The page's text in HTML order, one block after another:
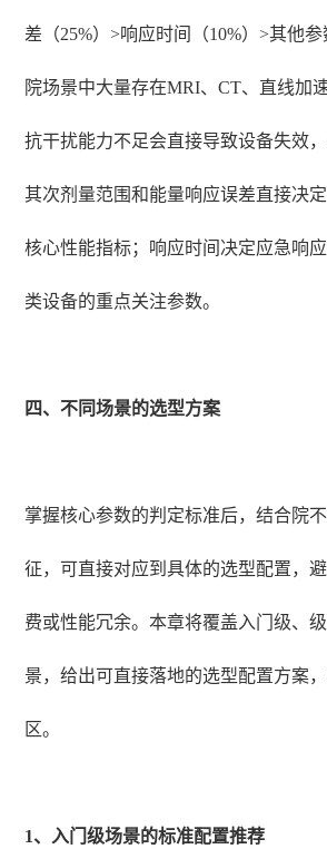
差（25%）>响应时间（10%）>其他参
院场景中大量存在MRI、CT、直线加
抗干扰能力不足会直接导致设备失效
其次剂量范围和能量响应误差直接决
核心性能指标；响应时间决定应急响
类设备的重点关注参数。
四、不同场景的选型方案
掌握核心参数的判定标准后，结合院
征，可直接对应到具体的选型配置，
费或性能冗余。本章将覆盖入门级、
景，给出可直接落地的选型配置方案
区。
1、入门级场景的标准配置推荐